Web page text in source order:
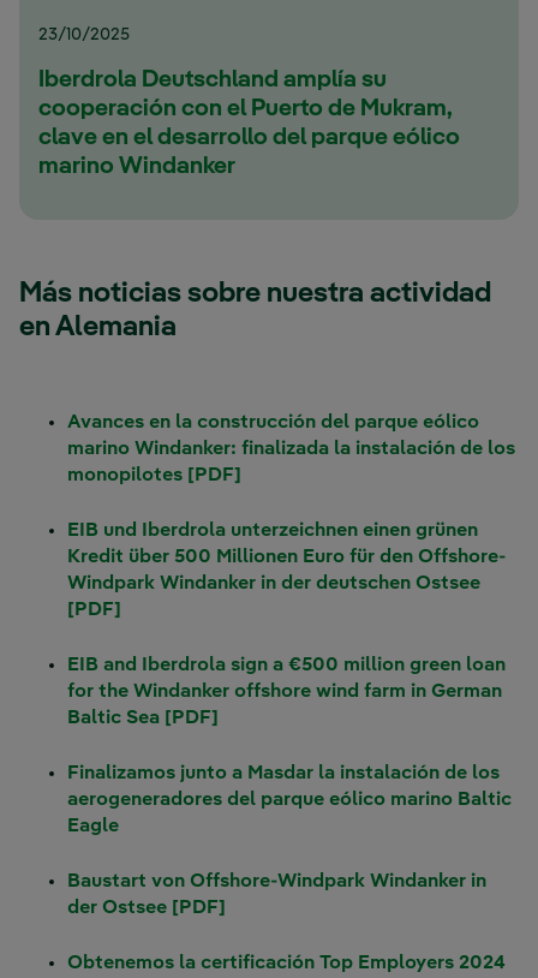
23/10/2025
Iberdrola Deutschland amplía su
cooperación con el Puerto de Mukram,
clave en el desarrollo del parque eólico
marino Windanker
Más noticias sobre nuestra actividad
en Alemania
Avances en la construcción del parque eólico
marino Windanker: finalizada la instalación de los
monopilotes [PDF]
EIB und Iberdrola unterzeichnen einen grünen
Kredit über 500 Millionen Euro für den Offshore-
Windpark Windanker in der deutschen Ostsee
[PDF]
EIB and Iberdrola sign a €500 million green loan
for the Windanker offshore wind farm in German
Baltic Sea [PDF]
Finalizamos junto a Masdar la instalación de los
aerogeneradores del parque eólico marino Baltic
Eagle
Baustart von Offshore-Windpark Windanker in
der Ostsee [PDF]
Obtenemos la certificación Top Employers 2024